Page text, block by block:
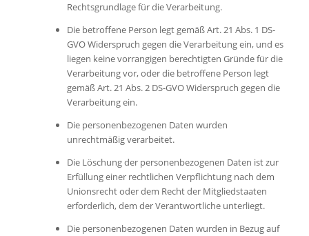
Rechtsgrundlage für die Verarbeitung.
Die betroffene Person legt gemäß Art. 21 Abs. 1 DS-
GVO Widerspruch gegen die Verarbeitung ein, und es
liegen keine vorrangigen berechtigten Gründe für die
Verarbeitung vor, oder die betroffene Person legt
gemäß Art. 21 Abs. 2 DS-GVO Widerspruch gegen die
Verarbeitung ein.
Die personenbezogenen Daten wurden
unrechtmäßig verarbeitet.
Die Löschung der personenbezogenen Daten ist zur
Erfüllung einer rechtlichen Verpflichtung nach dem
Unionsrecht oder dem Recht der Mitgliedstaaten
erforderlich, dem der Verantwortliche unterliegt.
Die personenbezogenen Daten wurden in Bezug auf